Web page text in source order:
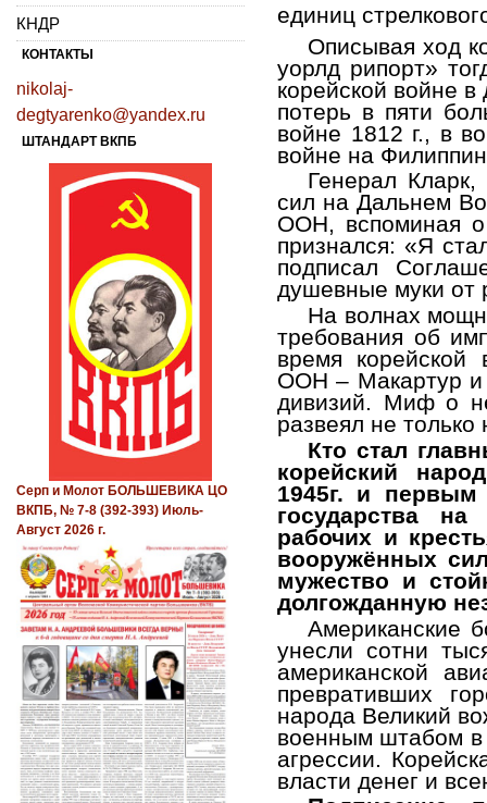
единиц
Описывая ход
уорлд рипорт»
корейской войне
потерь в пяти
войне 1812 г., в
войне на
Генерал
сил на Дальнем
ООН, вспоминая о
признался: «Я
подписал
душевные муки от
На волнах
требования об
время
ООН – Макартур и
дивизий. Миф о
развеял не
Кто стал
корейский
1945г. и первым
государства на
рабочих и
вооружённых
мужество и
долгожданную
Американские
унесли сотни
американской
превративших
народа Великий
военным штабом в
агрессии.
власти денег и
КНДР
КОНТАКТЫ
nikolaj-
degtyarenko@yandex.ru
ШТАНДАРТ ВКПБ
Серп и Молот БОЛЬШЕВИКА ЦО
ВКПБ, № 7-8 (392-393) Июль-
Август 2026 г.